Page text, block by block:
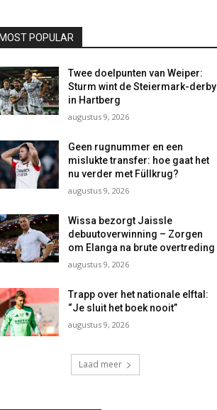
MOST POPULAR
Twee doelpunten van Weiper:
Sturm wint de Steiermark-derby
in Hartberg
augustus 9, 2026
Geen rugnummer en een
mislukte transfer: hoe gaat het
nu verder met Füllkrug?
augustus 9, 2026
Wissa bezorgt Jaissle
debuutoverwinning – Zorgen
om Elanga na brute overtreding
augustus 9, 2026
Trapp over het nationale elftal:
“Je sluit het boek nooit”
augustus 9, 2026
Laad meer